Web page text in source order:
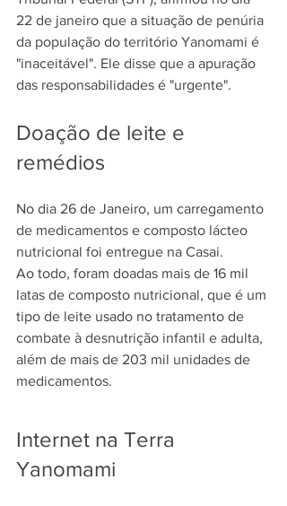
22 de janeiro que a situação de penúria
da população do território Yanomami é
"inaceitável". Ele disse que a apuração
das responsabilidades é "urgente".
Doação de leite e
remédios
No dia 26 de Janeiro, um carregamento
de medicamentos e composto lácteo
nutricional foi entregue na Casai.
Ao todo, foram doadas mais de 16 mil
latas de composto nutricional, que é um
tipo de leite usado no tratamento de
combate à desnutrição infantil e adulta,
além de mais de 203 mil unidades de
medicamentos.
Internet na Terra
Yanomami